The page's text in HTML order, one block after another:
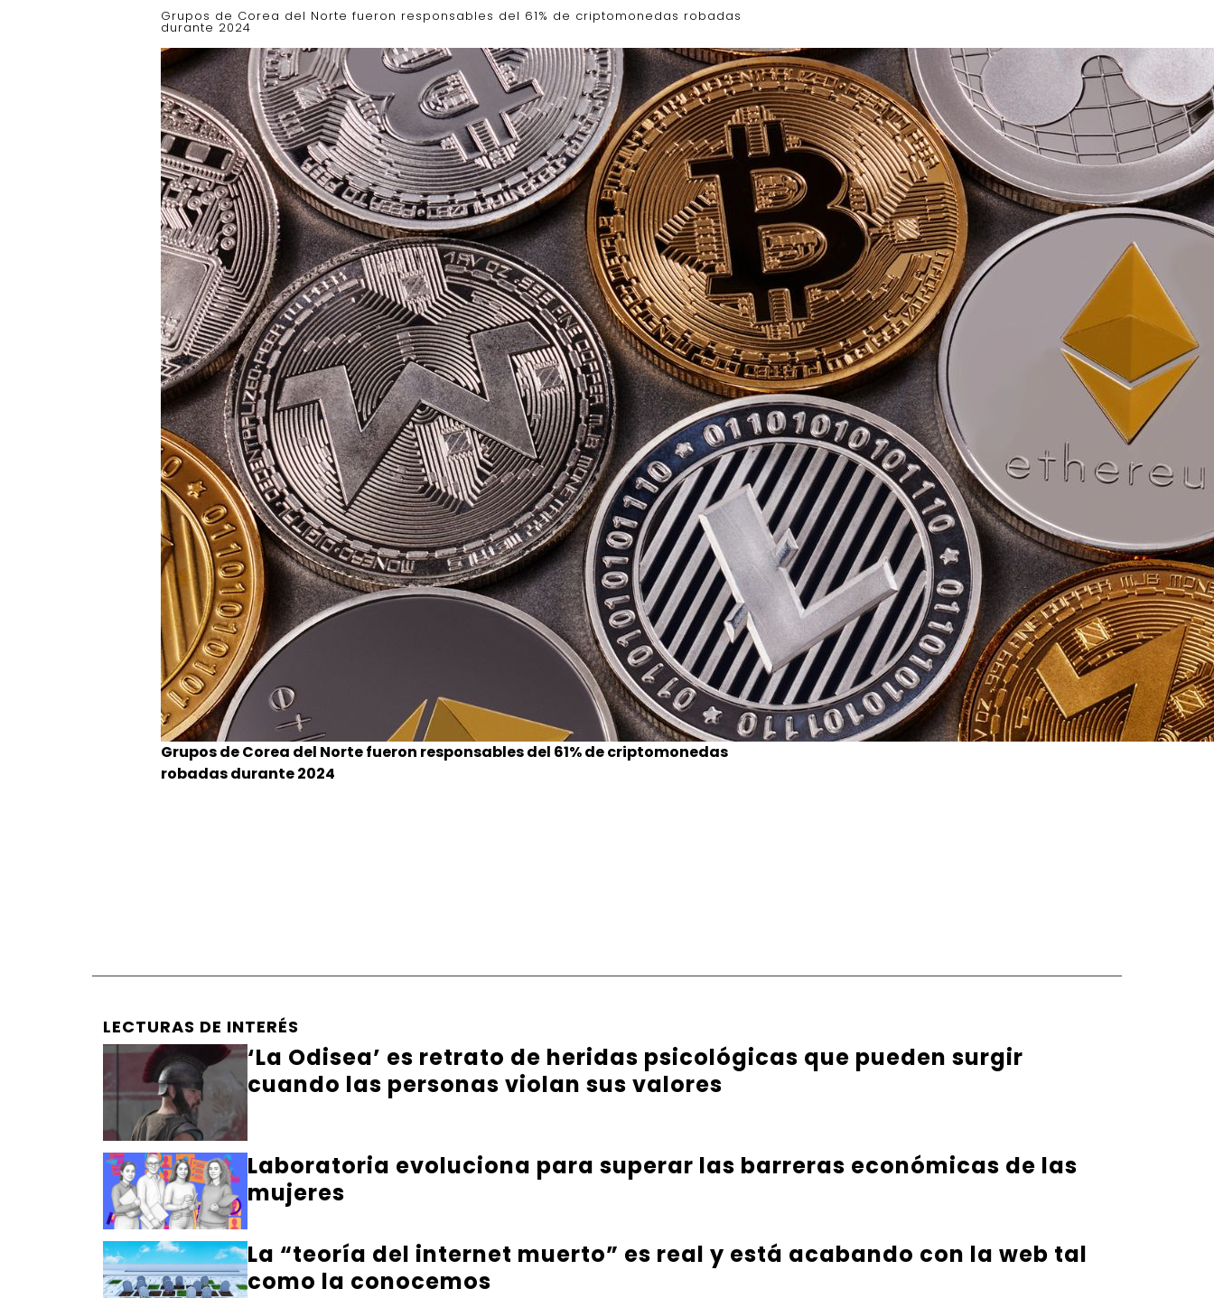
Grupos de Corea del Norte fueron responsables del 61% de criptomonedas robadas
durante 2024
Grupos de Corea del Norte fueron responsables del 61% de criptomonedas
robadas durante 2024
LECTURAS DE INTERÉS
‘La Odisea’ es retrato de heridas psicológicas que pueden surgir
cuando las personas violan sus valores
Laboratoria evoluciona para superar las barreras económicas de las
mujeres
La “teoría del internet muerto” es real y está acabando con la web tal
como la conocemos